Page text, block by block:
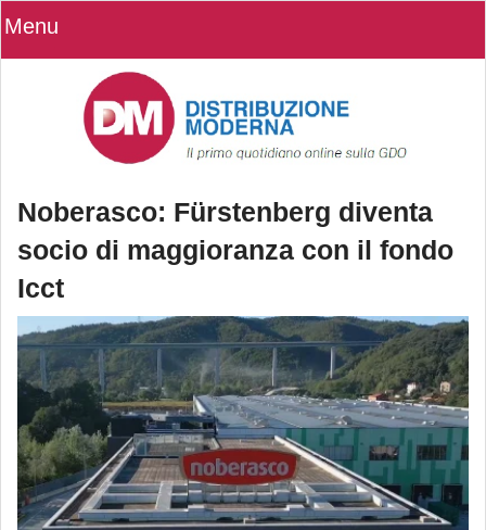
Menu
Noberasco: Fürstenberg diventa
socio di maggioranza con il fondo
Icct